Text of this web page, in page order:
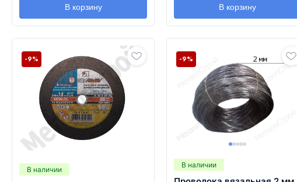
В корзину В корзину
В наличии
-9%
В наличии
-9%